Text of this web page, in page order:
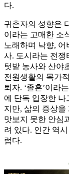
다.
귀촌자의 성향은
이라는 고매한 소
노래하며 낙향,
사. 도시라는 전쟁
텃밭 농사와 산야
전원생활의 목가
퇴자. ‘졸혼’이라
에 단독 입장한 나
지만, 삶의 증상을
맛보지 못한 안심
려 있다. 인간 역
럽다.